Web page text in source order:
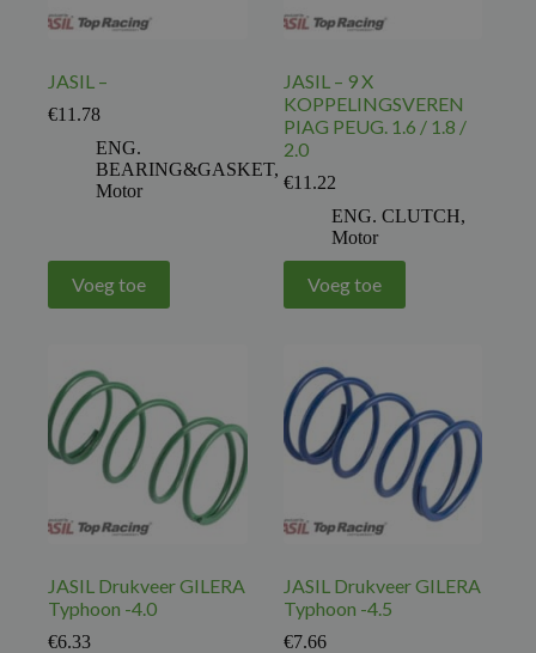
JASIL –
€11.78
ENG.
BEARING&GASKET,
Motor
Voeg toe
JASIL – 9 X
KOPPELINGSVEREN
PIAG PEUG. 1.6 / 1.8 /
2.0
€11.22
ENG. CLUTCH,
Motor
Voeg toe
JASIL Drukveer GILERA
Typhoon -4.0
€6.33
JASIL Drukveer GILERA
Typhoon -4.5
€7.66